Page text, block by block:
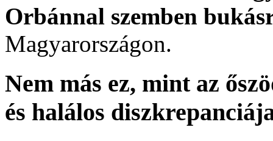
Orbánnal szemben
Magyarországon.
Nem más ez, mint az
és halálos